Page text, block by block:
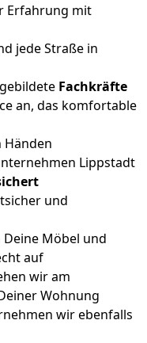
Erfahrung mit
jede Straße in
Fachkräfte
an, das komfortable
Händen
Lippstadt
und
Möbel und
auf
wir am
Wohnung
wir ebenfalls